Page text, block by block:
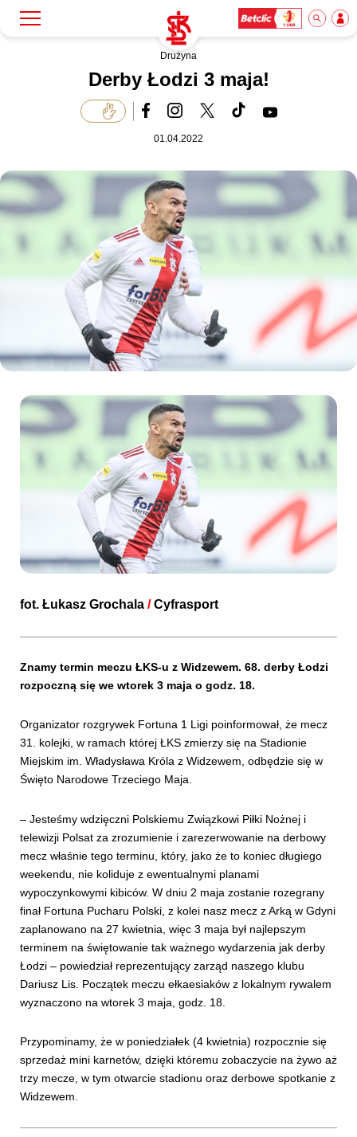
Bilety
Akademia
Dla mediów
Kibice
Drużyna
Derby Łodzi 3 maja!
01.04.2022
fot. Łukasz Grochala /Cyfrasport
Znamy termin meczu ŁKS-u z Widzewem. 68. derby Łodzi
rozpoczną się we wtorek 3 maja o godz. 18.
Organizator rozgrywek Fortuna 1 Ligi poinformował, że mecz
31. kolejki, w ramach której ŁKS zmierzy się na Stadionie
Miejskim im. Władysława Króla z Widzewem, odbędzie się w
Święto Narodowe Trzeciego Maja.
– Jesteśmy wdzięczni Polskiemu Związkowi Piłki Nożnej i
telewizji Polsat za zrozumienie i zarezerwowanie na derbowy
mecz właśnie tego terminu, który, jako że to koniec długiego
weekendu, nie koliduje z ewentualnymi planami
wypoczynkowymi kibiców. W dniu 2 maja zostanie rozegrany
finał Fortuna Pucharu Polski, z kolei nasz mecz z Arką w Gdyni
zaplanowano na 27 kwietnia, więc 3 maja był najlepszym
terminem na świętowanie tak ważnego wydarzenia jak derby
Łodzi – powiedział reprezentujący zarząd naszego klubu
Dariusz Lis. Początek meczu ełkaesiaków z lokalnym rywalem
wyznaczono na wtorek 3 maja, godz. 18.
Przypominamy, że w poniedziałek (4 kwietnia) rozpocznie się
sprzedaż mini karnetów, dzięki któremu zobaczycie na żywo aż
trzy mecze, w tym otwarcie stadionu oraz derbowe spotkanie z
Widzewem.